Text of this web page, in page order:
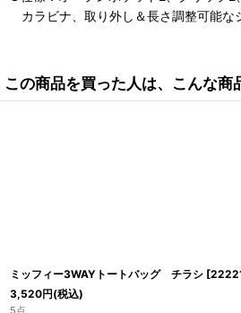
カラビナ、取り外し＆長さ調整可能な
この商品を買った人は、こんな商
ミッフィー3WAYトートバッグ チラシ [
3,520円(税込)
5点